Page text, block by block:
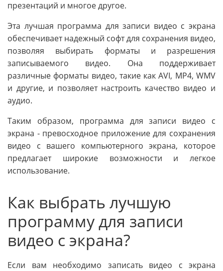
презентаций и многое другое.
Эта лучшая программа для записи видео с экрана
обеспечивает надежный софт для сохранения видео,
позволяя выбирать форматы и разрешения
записываемого видео. Она поддерживает
различные форматы видео, такие как AVI, MP4, WMV
и другие, и позволяет настроить качество видео и
аудио.
Таким образом, программа для записи видео с
экрана - превосходное приложение для сохранения
видео с вашего компьютерного экрана, которое
предлагает широкие возможности и легкое
использование.
Как выбрать лучшую
программу для записи
видео с экрана?
Если вам необходимо записать видео с экрана